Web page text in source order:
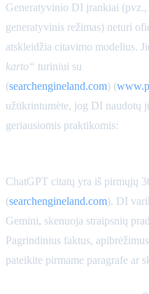
Generatyvinio DI įrankiai
generatyvinis režimas) neturi
atskleidžia citavimo modelius.
karto“ turiniui su
(searchengineland.com) (
užtikrintumėte, jog DI naudotų
geriausiomis praktikomis:
ChatGPT citatų yra iš pirmųjų
(searchengineland.com). DI
Gemini, skenuoja straipsnių
Pagrindinius faktus,
pateikite pirmame paragrafe ar